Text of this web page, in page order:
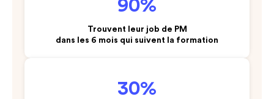
90%
Trouvent leur job de PM
dans les 6 mois qui suivent la formation
30%